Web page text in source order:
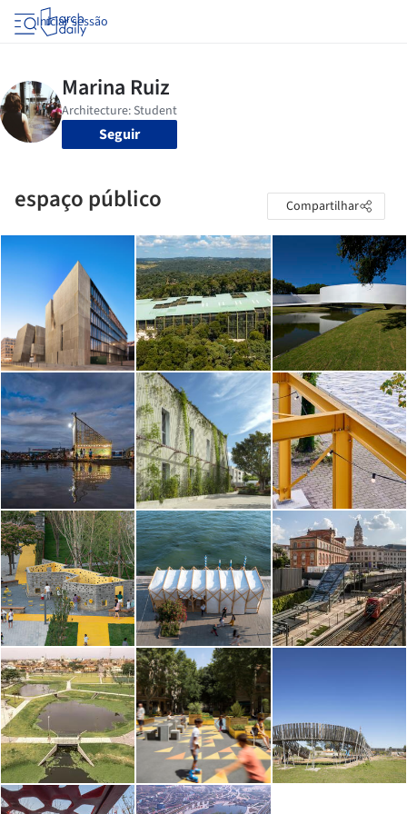
Iniciar sessão
Seguir
espaço público Compartilhar